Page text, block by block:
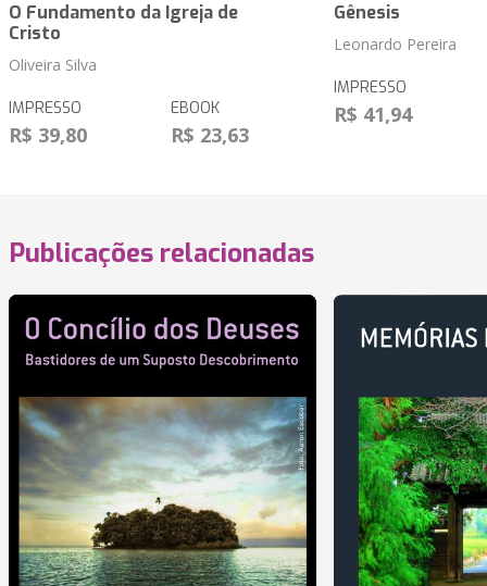
O Fundamento da Igreja de
Cristo
Oliveira Silva
IMPRESSO
R$ 39,80
EBOOK
R$ 23,63
Gênesis
Leonardo Pereira
IMPRESSO
R$ 41,94
Publicações relacionadas